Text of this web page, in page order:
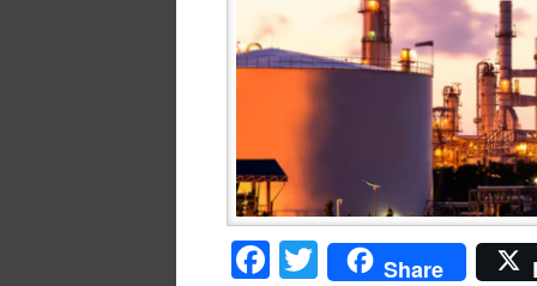
Facebook
Twitter
Share